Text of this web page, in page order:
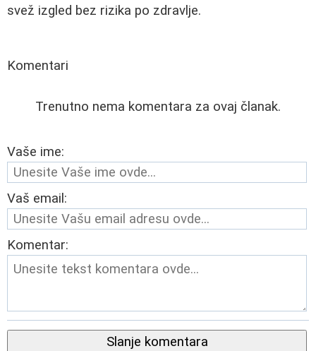
svež izgled bez rizika po zdravlje.
Komentari
Trenutno nema komentara za ovaj članak.
Vaše ime:
Vaš email:
Komentar:
Slanje komentara